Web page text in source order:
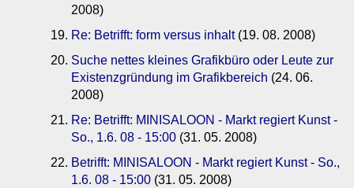
2008)
Re: Betrifft: form versus inhalt(19. 08. 2008)
Suche nettes kleines Grafikbüro oder Leute zur
Existenzgründung im Grafikbereich (24. 06.
2008)
Re: Betrifft: MINISALOON - Markt regiert Kunst -
So., 1.6. 08 - 15:00 (31. 05. 2008)
Betrifft: MINISALOON - Markt regiert Kunst - So.,
1.6. 08 - 15:00 (31. 05. 2008)